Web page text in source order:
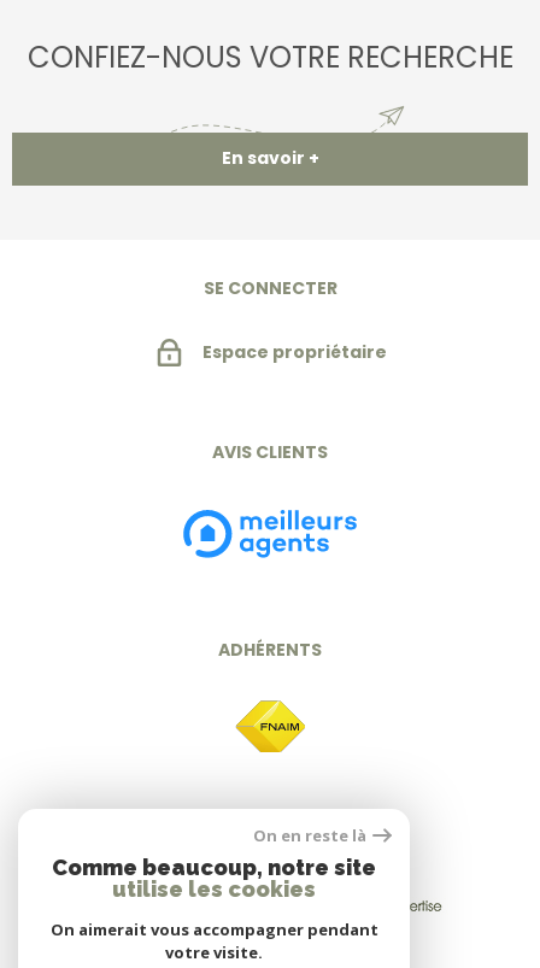
CONFIEZ-NOUS VOTRE RECHERCHE
En savoir +
SE CONNECTER
Espace propriétaire
AVIS CLIENTS
ADHÉRENTS
On en reste là
Comme beaucoup, notre site
utilise les cookies
On aimerait vous accompagner pendant
votre visite.